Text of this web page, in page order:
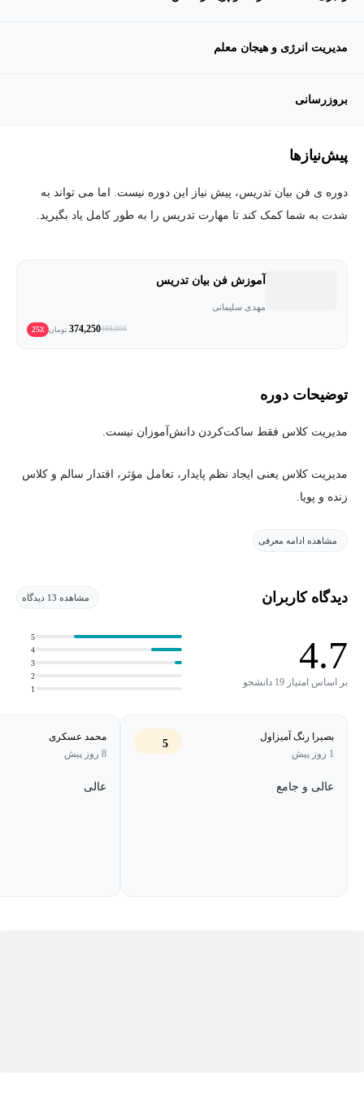
مدیریت انرژی و هیجان معلم
بروزرسانی
پیش‌نیاز‌ها
دوره ی فن بیان تدریس، پیش نیاز این دوره نیست. اما می تواند به
شدت به شما کمک کند تا مهارت تدریس را به طور کامل یاد بگیرید.
آموزش فن بیان تدریس
مهدی سلیمانی
499,000
374,250 تومان 25٪
توضیحات دوره
مدیریت کلاس فقط ساکت‌کردن دانش‌آموزان نیست.
مدیریت کلاس یعنی ایجاد نظم پایدار، تعامل مؤثر، اقتدار سالم و کلاس
زنده و پویا.
🎓معرفی دوره مدیریت کلاس
چگونه با دانش‌آموزان سخت، والدین چالش‌برانگیز و موقعیت‌های
بحرانی برخورد حرفه‌ای داشته باشید
چگونه انرژی و هیجانات خودتان را کنترل کنید تا کلاس، بازتاب
آرامش شما باشد
آموزشی و تکنیک‌های عملی مدیریت کلاس است.
🔍 این دوره برای چه کسانی مناسب است؟
مشاهده ادامه معرفی
دیدگاه کاربران مشاهده 13 دیدگاه
4.7
بر اساس امتیاز 19 دانشجو
1
2
3
4
5
بصیرا رنگ آمیزاول
1 روز پیش
5
عالی و جامع
محمد عسکری
8 روز پیش
عالی